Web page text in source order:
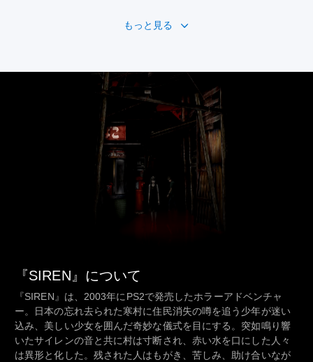
もっと見る
『SIREN』について
『SIREN』は、2003年にPS2で発売したホラーアドベンチャ
ー。日本の忘れ去られた寒村に住民消失の噂を追う少年が迷い
込み、美しい少女を囲んだ奇妙な儀式を目にする。突如鳴り響
いたサイレンの音と共に村は寸断され、赤い水を口にした人々
は異形と化した。残された人はもがき、苦しみ、助け合いなが